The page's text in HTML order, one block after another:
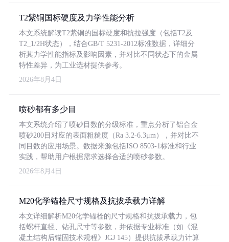
T2紫铜国标硬度及力学性能分析
本文系统解读T2紫铜的国标硬度和抗拉强度（包括T2及
T2_1/2H状态），结合GB/T 5231-2012标准数据，详细分
析其力学性能指标及影响因素，并对比不同状态下的金属
特性差异，为工业选材提供参考。
2026年8月4日
喷砂都有多少目
本文系统介绍了喷砂目数的分级标准，重点分析了铝合金
喷砂200目对应的表面粗糙度（Ra 3.2-6.3μm），并对比不
同目数的应用场景。数据来源包括ISO 8503-1标准和行业
实践，帮助用户根据需求选择合适的喷砂参数。
2026年8月4日
M20化学锚栓尺寸规格及抗拔承载力详解
本文详细解析M20化学锚栓的尺寸规格和抗拔承载力，包
括螺杆直径、钻孔尺寸等参数，并依据专业标准（如《混
凝土结构后锚固技术规程》JGJ 145）提供抗拔承载力计算